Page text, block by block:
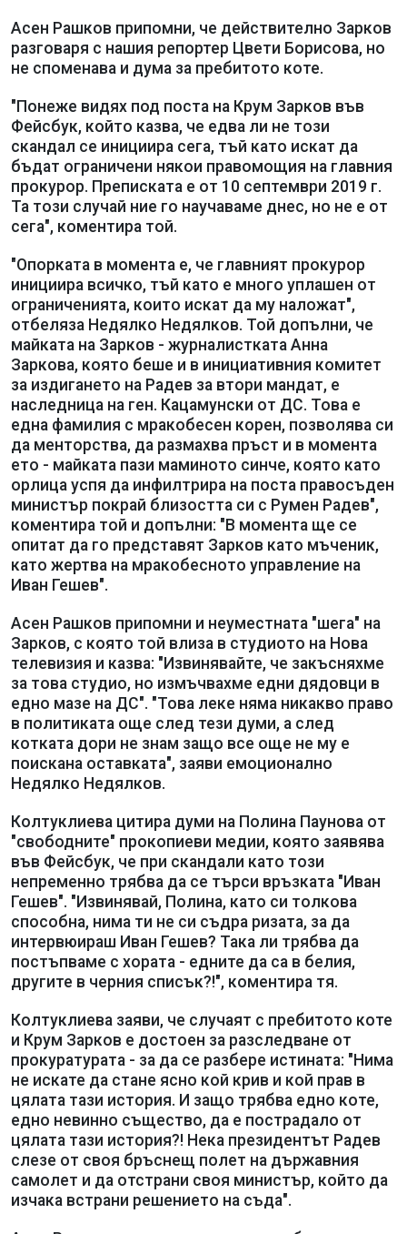
Асен Рашков припомни, че действително Зарков
разговаря с нашия репортер Цвети Борисова, но
не споменава и дума за пребитото коте.
"Понеже видях под поста на Крум Зарков във
Фейсбук, който казва, че едва ли не този
скандал се инициира сега, тъй като искат да
бъдат ограничени някои правомощия на главния
прокурор. Преписката е от 10 септември 2019 г.
Та този случай ние го научаваме днес, но не е от
сега", коментира той.
"Опорката в момента е, че главният прокурор
инициира всичко, тъй като е много уплашен от
ограниченията, които искат да му наложат",
отбеляза Недялко Недялков. Той допълни, че
майката на Зарков - журналистката Анна
Заркова, която беше и в инициативния комитет
за издигането на Радев за втори мандат, е
наследница на ген. Кацамунски от ДС. Това е
една фамилия с мракобесен корен, позволява си
да менторства, да размахва пръст и в момента
ето - майката пази маминото синче, която като
орлица успя да инфилтрира на поста правосъден
министър покрай близостта си с Румен Радев",
коментира той и допълни: "В момента ще се
опитат да го представят Зарков като мъченик,
като жертва на мракобесното управление на
Иван Гешев".
Асен Рашков припомни и неуместната "шега" на
Зарков, с която той влиза в студиото на Нова
телевизия и казва: "Извинявайте, че закъсняхме
за това студио, но измъчвахме едни дядовци в
едно мазе на ДС". "Това леке няма никакво право
в политиката още след тези думи, а след
котката дори не знам защо все още не му е
поискана оставката", заяви емоционално
Недялко Недялков.
Колтуклиева цитира думи на Полина Паунова от
"свободните" прокопиеви медии, която заявява
във Фейсбук, че при скандали като този
непременно трябва да се търси връзката "Иван
Гешев". "Извинявай, Полина, като си толкова
способна, нима ти не си съдра ризата, за да
интервюираш Иван Гешев? Така ли трябва да
постъпваме с хората - едните да са в белия,
другите в черния списък?!", коментира тя.
Колтуклиева заяви, че случаят с пребитото коте
и Крум Зарков е достоен за разследване от
прокуратурата - за да се разбере истината: "Нима
не искате да стане ясно кой крив и кой прав в
цялата тази история. И защо трябва едно коте,
едно невинно същество, да е пострадало от
цялата тази история?! Нека президентът Радев
слезе от своя бръснещ полет на държавния
самолет и да отстрани своя министър, който да
изчака встрани решението на съда".